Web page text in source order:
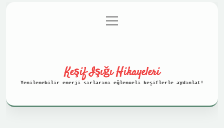
Gizlilik Politikası
menüyü
aç
Keşif Işığı Hikayeleri
Yenilenebilir enerji sırlarını eğlenceli keşiflerle aydınlat!